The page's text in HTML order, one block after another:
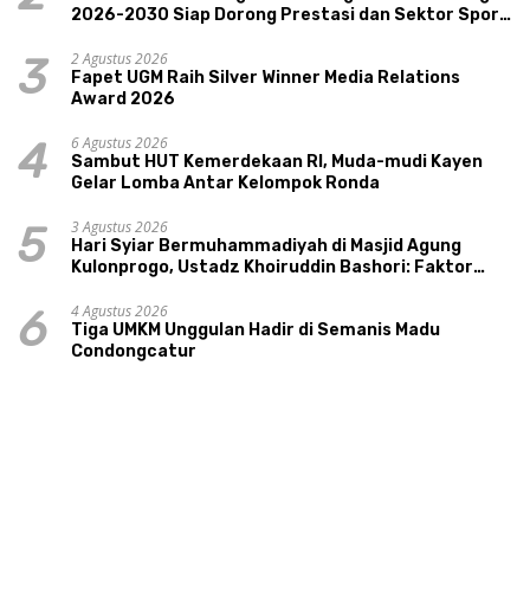
2026-2030 Siap Dorong Prestasi dan Sektor Sport
3
2 Agustus 2026
Fapet UGM Raih Silver Winner Media Relations
Award 2026
4
6 Agustus 2026
Sambut HUT Kemerdekaan RI, Muda-mudi Kayen
Gelar Lomba Antar Kelompok Ronda
5
3 Agustus 2026
Hari Syiar Bermuhammadiyah di Masjid Agung
Kulonprogo, Ustadz Khoiruddin Bashori: Faktor
6
4 Agustus 2026
Tiga UMKM Unggulan Hadir di Semanis Madu
Condongcatur